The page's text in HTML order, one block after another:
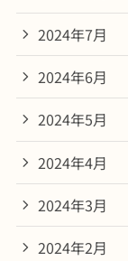
2024年7月
2024年6月
2024年5月
2024年4月
2024年3月
2024年2月